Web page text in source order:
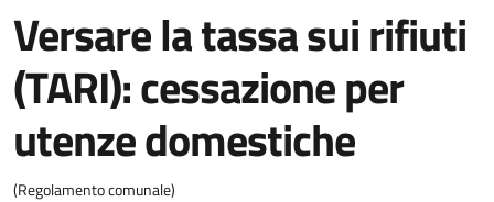
Versare la tassa sui rifiuti
(TARI): cessazione per
utenze domestiche
(Regolamento comunale)